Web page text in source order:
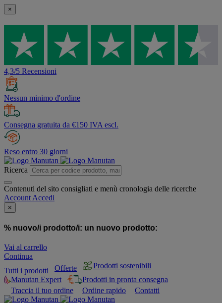
×
4,3/5 Recensioni
Nessun minimo d'ordine
Consegna gratuita da €150 IVA escl.
Reso entro 30 giorni
Ricerca
Contenuti del sito consigliati e menù cronologia delle ricerche
Account Accedi
×
% nuovo/i prodotto/i: un nuovo prodotto:
Vai al carrello
Continua
Tutti i prodotti
Offerte
Prodotti sostenibili
Manutan Expert
Prodotti in pronta consegna
Traccia il tuo ordine
Ordine rapido Contatti